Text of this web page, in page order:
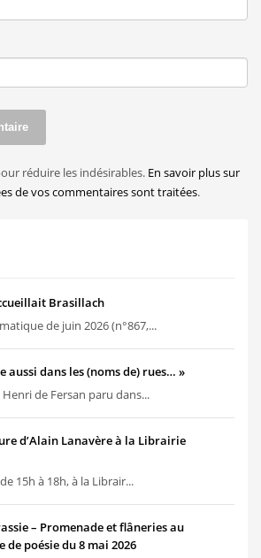
réduire les indésirables. En savoir plus sur
de vos commentaires sont traitées.
Brasillach
de juin 2026 (n°867,...
aussi dans les (noms de) rues… »
de Fersan paru dans...
d’Alain Lanavère à la Librairie
15h à 18h, à la Librair...
– Promenade et flâneries au
de poésie du 8 mai 2026